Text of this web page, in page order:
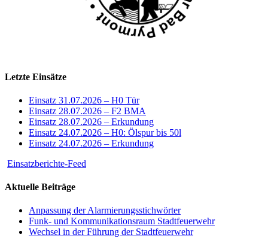
Letzte Einsätze
Einsatz 31.07.2026 – H0 Tür
Einsatz 28.07.2026 – F2 BMA
Einsatz 28.07.2026 – Erkundung
Einsatz 24.07.2026 – H0: Ölspur bis 50l
Einsatz 24.07.2026 – Erkundung
Einsatzberichte-Feed
Aktuelle Beiträge
Anpassung der Alarmierungsstichwörter
Funk- und Kommunikationsraum Stadtfeuerwehr
Wechsel in der Führung der Stadtfeuerwehr